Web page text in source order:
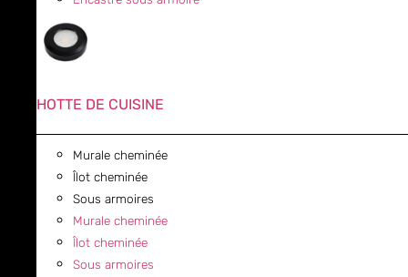
HOTTE DE CUISINE
Murale cheminée
Îlot cheminée
Sous armoires
Murale cheminée
Îlot cheminée
Sous armoires